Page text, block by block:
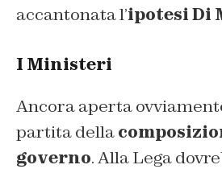
accantonata l’ipotesi Di
I Ministeri
Ancora aperta
partita della
governo. Alla Lega